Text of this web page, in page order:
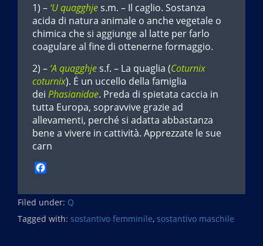
1) – ‘U quagghjes.m. – Il caglio. Sostanza
acida di natura animale o anche vegetale o
chimica che si aggiunge al latte per farlo
coagulare al fine di ottenerne formaggio.
2) – ‘A quagghjes.f. – La quaglia (Coturnix
coturnix). Ė un uccello della famiglia
dei Phasianidae. Preda di spietata caccia in
tutta Europa, sopravvive grazie ad
allevamenti, perché si adatta abbastanza
bene a vivere in cattività. Apprezzate le sue
carn
c
e
b
Filed under: Q
Tagged with: sostantivo femminile, sostantivo maschile